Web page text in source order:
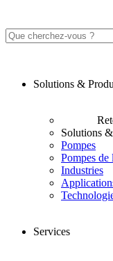
Solutions &
Solutions
Pompes
Pompes de
Industries
Services